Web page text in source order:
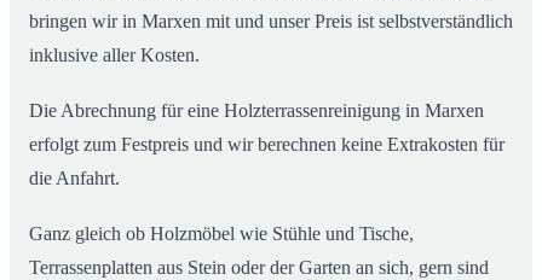
bringen wir in Marxen mit und unser Preis ist selbstverständlich
inklusive aller Kosten.
Die Abrechnung für eine Holzterrassenreinigung in Marxen
erfolgt zum Festpreis und wir berechnen keine Extrakosten für
die Anfahrt.
Ganz gleich ob Holzmöbel wie Stühle und Tische,
Terrassenplatten aus Stein oder der Garten an sich, gern sind